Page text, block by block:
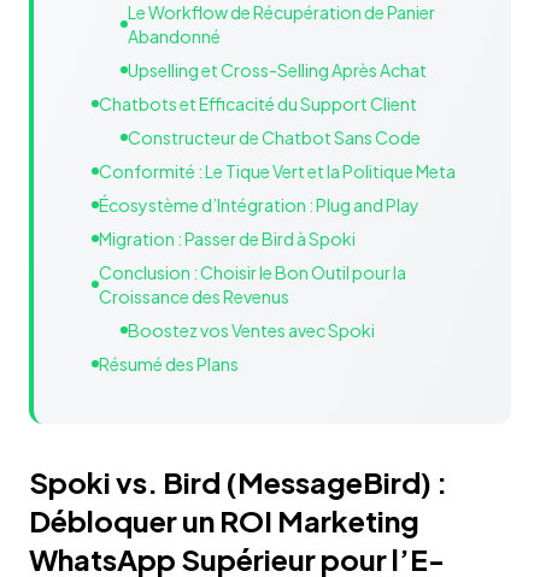
Le Workflow de Récupération de Panier
Abandonné
Upselling et Cross-Selling Après Achat
Chatbots et Efficacité du Support Client
Constructeur de Chatbot Sans Code
Conformité : Le Tique Vert et la Politique Meta
Écosystème d’Intégration : Plug and Play
Migration : Passer de Bird à Spoki
Conclusion : Choisir le Bon Outil pour la
Croissance des Revenus
Boostez vos Ventes avec Spoki
Résumé des Plans
Spoki vs. Bird (MessageBird) :
Débloquer un ROI Marketing
WhatsApp Supérieur pour l’E-